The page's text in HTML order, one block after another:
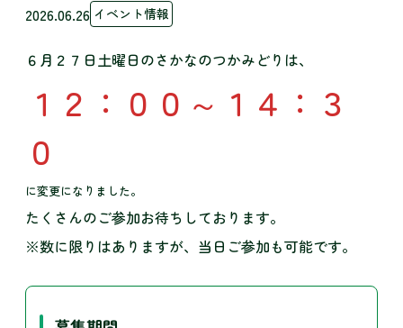
2026.06.26 イベント情報
６月２７日土曜日のさかなのつかみどりは、
１２：００～１４：３
０
に変更になりました。
たくさんのご参加お待ちしております。
※数に限りはありますが、当日ご参加も可能です。